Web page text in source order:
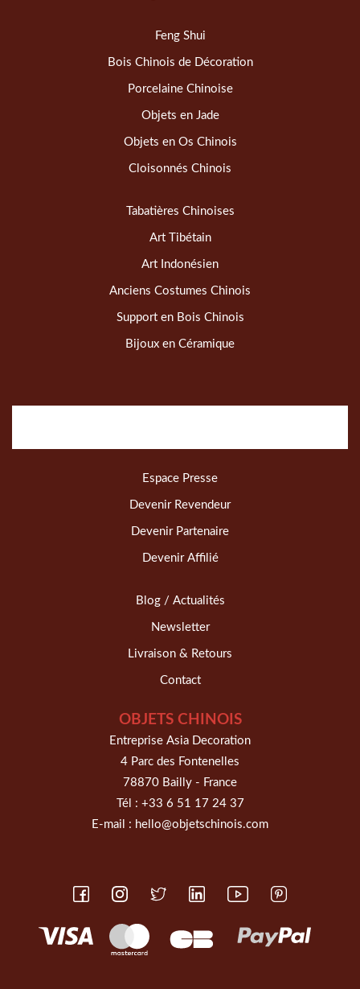
Feng Shui
Bois Chinois de Décoration
Porcelaine Chinoise
Objets en Jade
Objets en Os Chinois
Cloisonnés Chinois
Tabatières Chinoises
Art Tibétain
Art Indonésien
Anciens Costumes Chinois
Support en Bois Chinois
Bijoux en Céramique
Espace Presse
Devenir Revendeur
Devenir Partenaire
Devenir Affilié
Blog / Actualités
Newsletter
Livraison & Retours
Contact
OBJETS CHINOIS
Entreprise Asia Decoration
4 Parc des Fontenelles
78870 Bailly - France
Tél : +33 6 51 17 24 37
E-mail : hello@objetschinois.com